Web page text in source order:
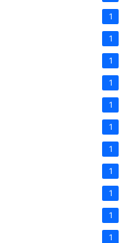
1
1
1
1
1
1
1
1
1
1
1